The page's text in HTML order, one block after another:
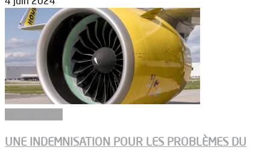
UNE INDEMNISATION POUR LES PROBLÈMES DU